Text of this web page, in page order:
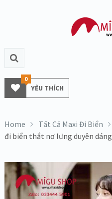
YÊU THÍCH
0
Home Tất Cả Maxi Đi Biển
đi biển thắt nơ lưng duyên dáng